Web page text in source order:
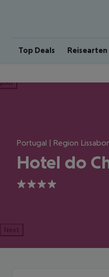
Top Deals Reisearten
Portugal | Region
Hotel do
4
Next